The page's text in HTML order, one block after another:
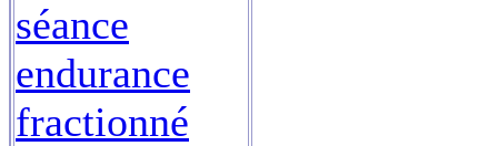
séance
endurance
fractionné